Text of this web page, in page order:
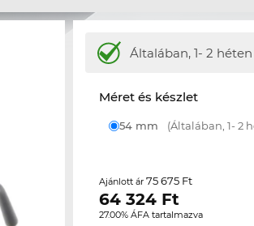
Általában, 1- 2
Méret és készlet
54 mm (Általában, 1- 2
Ajánlott ár75 675 Ft
64 324 Ft
27.00% ÁFA tartalmazva